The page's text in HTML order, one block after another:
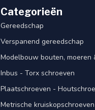
Categorieën
Gereedschap
Verspanend gereedschap
Modelbouw bouten, moeren
Inbus - Torx schroeven
Plaatschroeven -
Metrische kruiskopschroeven